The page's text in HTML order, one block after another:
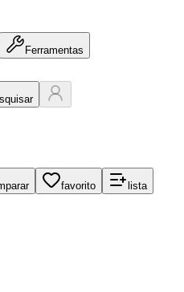
Ferramentas
favorito lista